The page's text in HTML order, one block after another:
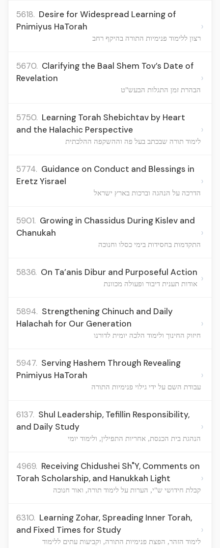
5618. Desire for Widespread Learning of
Pnimiyus HaTorah
רצון ללימוד פנימיות התורה בהיקף רחב
›
5670. Clarifying the Baal Shem Tov’s Date of
Revelation
הבהרת זמן התגלות הבעש"ט
›
5750. Learning Torah Shebichtav by Heart
and the Halachic Perspective
לימוד תורה שבכתב בעל פה וההשקפה ההלכתית
›
5774. Guidance on Conduct and Blessings in
Eretz Yisrael
הדרכה על הנהגה וברכות בארץ ישראל
›
5901. Growing in Chassidus During Kislev and
Chanukah
התקדמות בחסידות בימי כסלו וחנוכה
›
5836. On Ta’anis Dibur and Purposeful Action
אודות תענית דיבור ופעולה מכוונת ›
5894. Strengthening Chinuch and Daily
Halachah for Our Generation
חיזוק החינוך ולימוד הלכה יומית לדורנו
›
5947. Serving Hashem Through Revealing
Pnimiyus HaTorah
עבודת השם על ידי גילוי פנימיות התורה
›
6137. Shul Leadership, Tefillin Responsibility,
and Daily Study
הנהגת בית הכנסת, אחריות התפילין, ולימוד יומי
›
4969. Receiving Chidushei Sh"Y, Comments on
Torah Scholarship, and Hanukkah Light
קבלת חידושי ש"י, הערות על לימוד תורה, ואור חנוכה
›
6310. Learning Zohar, Spreading Inner Torah,
and Fixed Times for Study
לימוד הזהר, הפצת פנימיות התורה, וקביעות עתים ללימוד
›